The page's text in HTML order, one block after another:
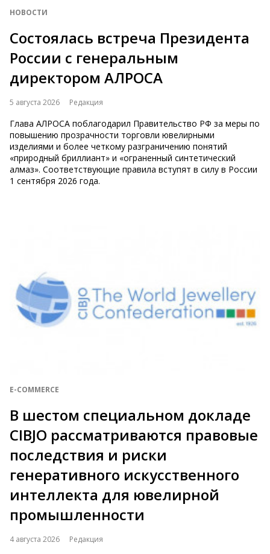
НОВОСТИ
Состоялась встреча Президента
России с генеральным
директором АЛРОСА
5 августа 2026 Редакция
Глава АЛРОСА поблагодарил Правительство РФ за меры по
повышению прозрачности торговли ювелирными
изделиями и более четкому разграничению понятий
«природный бриллиант» и «ограненный синтетический
алмаз». Соответствующие правила вступят в силу в России
1 сентября 2026 года.
E-COMMERCE
В шестом специальном докладе
CIBJO рассматриваются правовые
последствия и риски
генеративного искусственного
интеллекта для ювелирной
промышленности
4 августа 2026 Редакция